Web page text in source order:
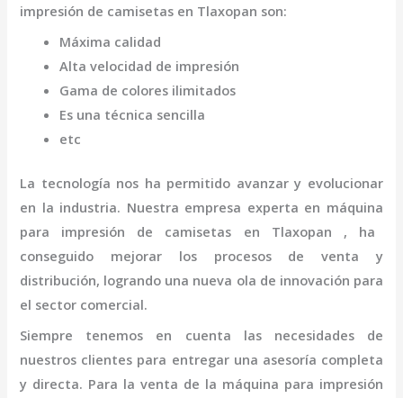
impresión de camisetas en Tlaxopan son:
Máxima calidad
Alta velocidad de impresión
Gama de colores ilimitados
Es una técnica sencilla
etc
La tecnología nos ha permitido avanzar y evolucionar
en la industria. Nuestra empresa experta en máquina
para impresión de camisetas en Tlaxopan , ha
conseguido mejorar los procesos de venta y
distribución, logrando una nueva ola de innovación para
el sector comercial.
Siempre tenemos en cuenta las necesidades de
nuestros clientes para entregar una asesoría completa
y directa. Para la venta de la máquina para impresión